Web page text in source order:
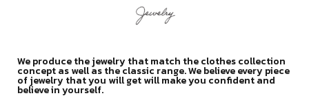
We produce the jewelry that match the clothes collection
concept as well as the classic range. We believe every piece
of jewelry that you will get will make you confident and
believe in yourself.